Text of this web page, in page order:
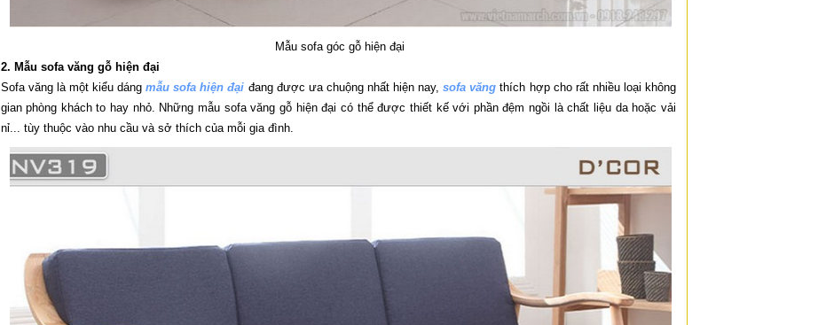
Mẫu sofa góc gỗ hiện đại
2. Mẫu sofa văng gỗ hiện đại
Sofa văng là một kiểu dángmẫu sofa hiện đại đang được ưa chuộng nhất hiện nay,sofa văng thích hợp cho rất nhiều loại không
gian phòng khách to hay nhỏ. Những mẫu sofa văng gỗ hiện đại có thể được thiết kế với phần đệm ngồi là chất liệu da hoặc vải
nỉ... tùy thuộc vào nhu cầu và sở thích của mỗi gia đình.